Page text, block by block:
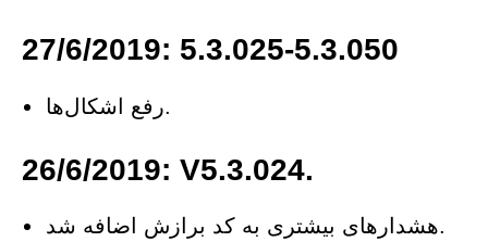
27/6/2019: 5.3.025-5.3.050
رفع اشکال‌ها.
26/6/2019: V5.3.024.
هشدارهای بیشتری به کد برازش اضافه شد.